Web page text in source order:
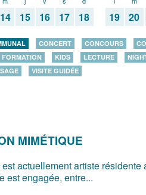
14 15 16 17 18 19 20
CONCERT CONCOURS
FORMATION KIDS LECTURE
VISITE GUIDÉE
MIMÉTIQUE
actuellement artiste résidente
est engagée, entre...